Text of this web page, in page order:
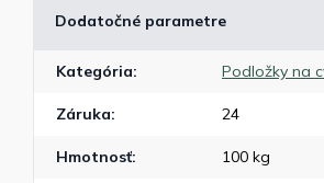
Dodatočné parametre
Kategória: Podložky na
Záruka: 24
Hmotnosť: 100 kg